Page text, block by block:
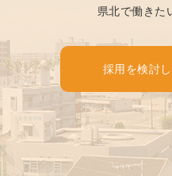
県北で働きた
採用を検討